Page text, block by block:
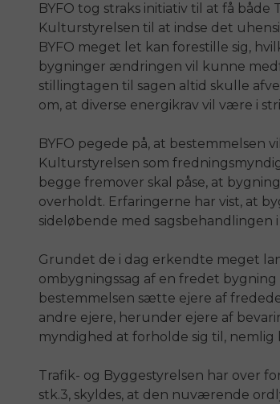
BYFO tog straks initiativ til at få
Kulturstyrelsen til at indse det
BYFO meget let kan forestille sig,
bygninger ændringen vil kunne
stillingtagen til sagen altid skulle
om, at diverse energikrav vil være i
BYFO pegede på, at bestemmelsen
Kulturstyrelsen som
begge fremover skal påse, at
overholdt. Erfaringerne har vist, at
sideløbende med sagsbehandlingen
Grundet de i dag erkendte meget
ombygningssag af en fredet
bestemmelsen sætte ejere af
andre ejere, herunder ejere af
myndighed at forholde sig til, nemlig
Trafik- og Byggestyrelsen har over
stk.3, skyldes, at den nuværende